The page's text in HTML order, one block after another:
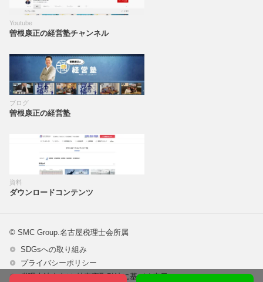
Youtube
曽根康正の経営塾チャンネル
ブログ
曽根康正の経営塾
資料
ダウンロードコンテンツ
© SMC Group.名古屋税理士会所属
SDGsへの取り組み
プライバシーポリシー
税理士法人向け 特定商取引法に基づく表示